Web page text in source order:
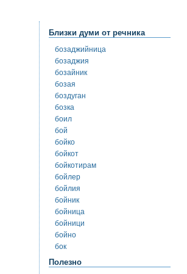
Близки думи от речника
бозаджийница
бозаджия
бозайник
бозая
боздуган
бозка
боил
бой
бойко
бойкот
бойкотирам
бойлер
бойлия
бойник
бойница
бойници
бойно
бок
Полезно